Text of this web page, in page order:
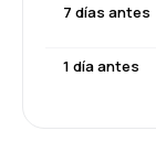
7 días antes
1 día antes